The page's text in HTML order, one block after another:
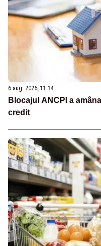
6 aug. 2026, 11:14
Blocajul ANCPI a
credit